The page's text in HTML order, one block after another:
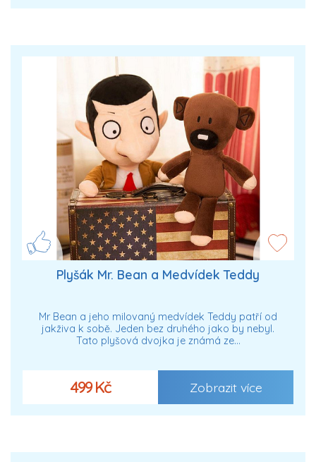
Plyšák Mr. Bean a Medvídek Teddy
Mr Bean a jeho milovaný medvídek Teddy patří od
jakživa k sobě. Jeden bez druhého jako by nebyl.
Tato plyšová dvojka je známá ze…
499 Kč Zobrazit více